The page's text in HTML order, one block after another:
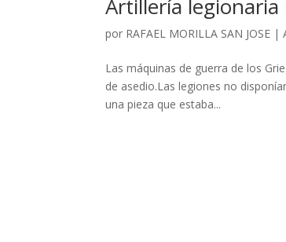
Artillería
por RAFAEL MORILLA SAN JOSE |
Las máquinas de guerra de los
de asedio.Las legiones no
una pieza que estaba...